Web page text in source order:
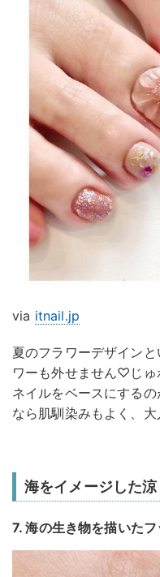
via itnail.jp
夏のフラワーデザイン
ワーも外せません♡じゅ
ネイルをベースにする
なら肌馴染みもよく、大
海をイメージした
7. 海の生き物を描いた